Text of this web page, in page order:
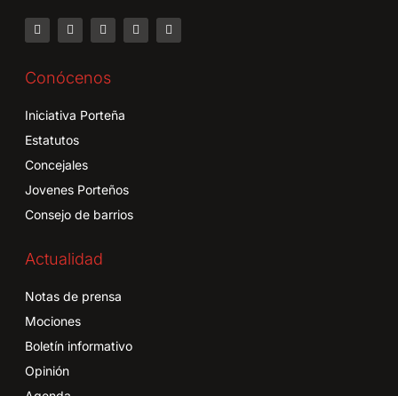
Conócenos
Iniciativa Porteña
Estatutos
Concejales
Jovenes Porteños
Consejo de barrios
Actualidad
Notas de prensa
Mociones
Boletín informativo
Opinión